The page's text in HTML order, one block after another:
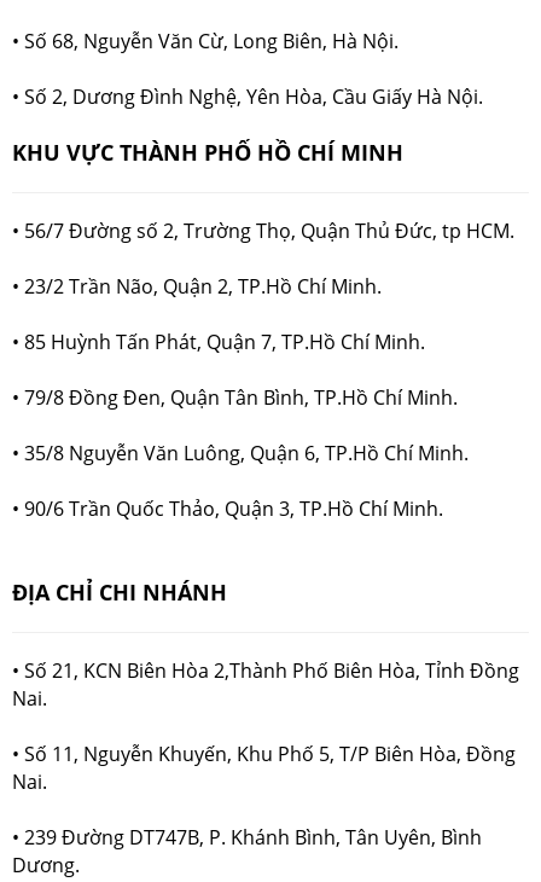
• Số 68, Nguyễn Văn Cừ, Long Biên, Hà Nội.
• Số 2, Dương Đình Nghệ, Yên Hòa, Cầu Giấy Hà Nội.
KHU VỰC THÀNH PHỐ HỒ CHÍ MINH
• 56/7 Đường số 2, Trường Thọ, Quận Thủ Đức, tp HCM.
• 23/2 Trần Não, Quận 2, TP.Hồ Chí Minh.
• 85 Huỳnh Tấn Phát, Quận 7, TP.Hồ Chí Minh.
• 79/8 Đồng Đen, Quận Tân Bình, TP.Hồ Chí Minh.
• 35/8 Nguyễn Văn Luông, Quận 6, TP.Hồ Chí Minh.
• 90/6 Trần Quốc Thảo, Quận 3, TP.Hồ Chí Minh.
ĐỊA CHỈ CHI NHÁNH
• Số 21, KCN Biên Hòa 2,Thành Phố Biên Hòa, Tỉnh Đồng
Nai.
• Số 11, Nguyễn Khuyến, Khu Phố 5, T/P Biên Hòa, Đồng
Nai.
• 239 Đường DT747B, P. Khánh Bình, Tân Uyên, Bình
Dương.